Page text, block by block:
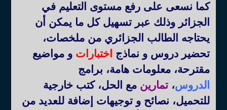
كما نسعى على رفع مستوى التعليم في
الجزائر وذلك عبر تسهيل كل ما يمكن أن
يحتاجه الطالب الجزائري من ملخصات،
تحضير دروس و نماذج اختباراتو مواضيع
مقترحة، معلومات هامة، برامج
الدروس،تمارينمع الحل، كتب خارجية
للتحميل، نصائح و توجيهات إضافة للعديد من